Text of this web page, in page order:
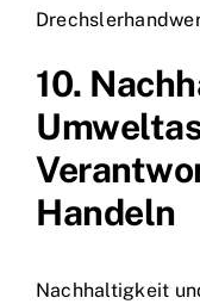
10.
Handeln
Nachhaltigkeit